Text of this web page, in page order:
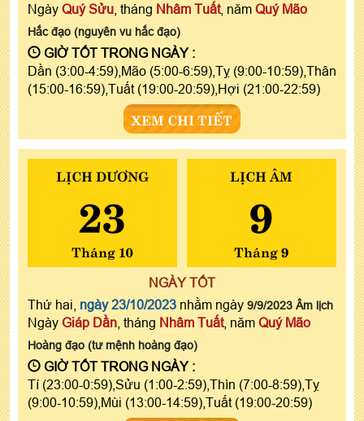
Ngày Quý Sửu , tháng Nhâm Tuất, năm Quý Mão
Hắc đạo (nguyên vu hắc đạo)
GIỜ TỐT TRONG NGÀY :
Dần (3:00-4:59),Mão (5:00-6:59),Tỵ (9:00-10:59),Thân
(15:00-16:59),Tuất (19:00-20:59),Hợi (21:00-22:59)
XEM CHI TIẾT
LỊCH DƯƠNG
23
Tháng 10
LỊCH ÂM
9
Tháng 9
NGÀY TỐT
Thứ hai, ngày 23/10/2023 nhằm ngày 9/9/2023 Âm lịch
Ngày Giáp Dần , tháng Nhâm Tuất, năm Quý Mão
Hoàng đạo (tư mệnh hoàng đạo)
GIỜ TỐT TRONG NGÀY :
Tí (23:00-0:59),Sửu (1:00-2:59),Thìn (7:00-8:59),Tỵ
(9:00-10:59),Mùi (13:00-14:59),Tuất (19:00-20:59)